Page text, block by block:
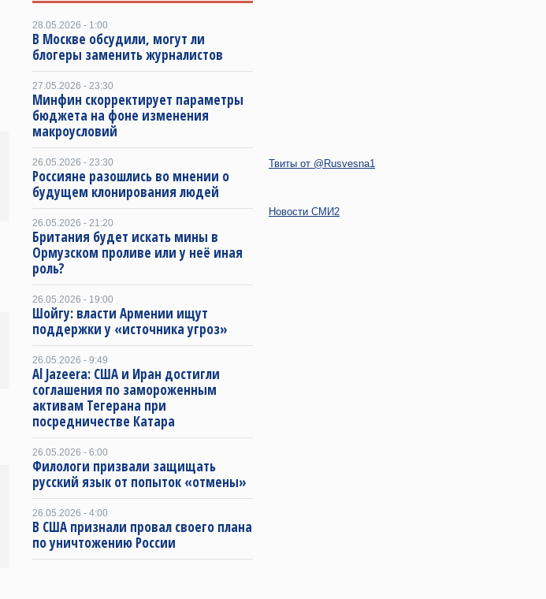
28.05.2026 - 1:00
В Москве обсудили, могут ли
блогеры заменить журналистов
27.05.2026 - 23:30
Минфин скорректирует параметры
бюджета на фоне изменения
макроусловий
26.05.2026 - 23:30
Россияне разошлись во мнении о
будущем клонирования людей
26.05.2026 - 21:20
Британия будет искать мины в
Ормузском проливе или у неё иная
роль?
26.05.2026 - 19:00
Шойгу: власти Армении ищут
поддержки у «источника угроз»
26.05.2026 - 9:49
Al Jazeera: США и Иран достигли
соглашения по замороженным
активам Тегерана при
посредничестве Катара
26.05.2026 - 6:00
Филологи призвали защищать
русский язык от попыток «отмены»
26.05.2026 - 4:00
В США признали провал своего плана
по уничтожению России
Твиты от @Rusvesna1
Новости СМИ2